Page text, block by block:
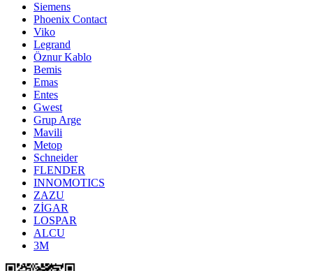
Siemens
Phoenix Contact
Viko
Legrand
Öznur Kablo
Bemis
Emas
Entes
Gwest
Grup Arge
Mavili
Metop
Schneider
FLENDER
INNOMOTICS
ZAZU
ZİGAR
LOSPAR
ALCU
3M